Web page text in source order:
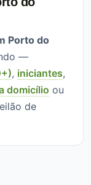
Porto do
—
, iniciantes,
domicílio ou
de